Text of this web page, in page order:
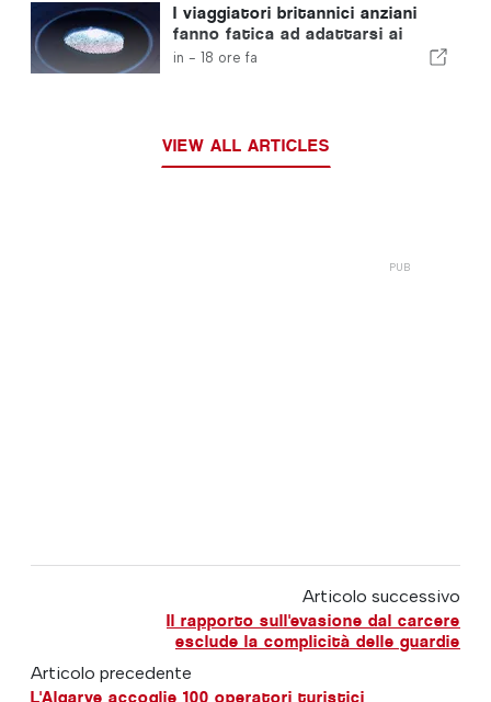
I viaggiatori britannici anziani
fanno fatica ad adattarsi ai
nuovi controlli delle impronte
in - 18 ore fa
VIEW ALL ARTICLES
Articolo successivo
Il rapporto sull'evasione dal carcere
esclude la complicità delle guardie
Articolo precedente
L'Algarve accoglie 100 operatori turistici